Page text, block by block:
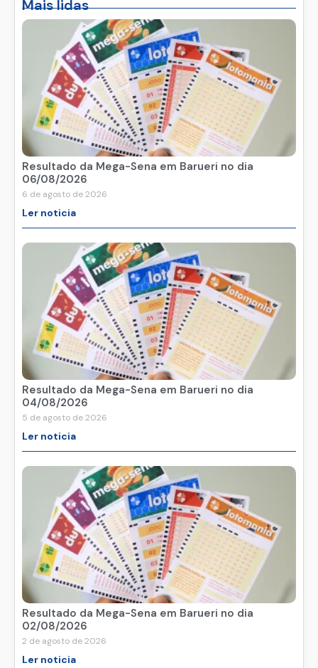
Mais lidas
Resultado da Mega-Sena em Barueri no dia
06/08/2026
6 de agosto de 2026
Ler noticia
Resultado da Mega-Sena em Barueri no dia
04/08/2026
5 de agosto de 2026
Ler noticia
Resultado da Mega-Sena em Barueri no dia
02/08/2026
2 de agosto de 2026
Ler noticia